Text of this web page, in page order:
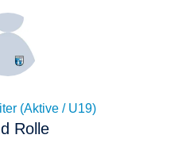
(Aktive / U19)
Rolle